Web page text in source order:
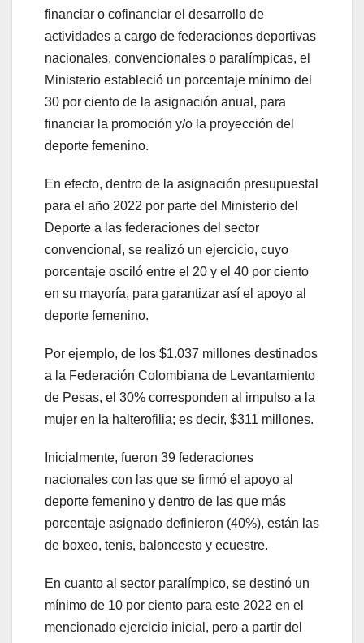
financiar o cofinanciar el desarrollo de
actividades a cargo de federaciones deportivas
nacionales, convencionales o paralímpicas, el
Ministerio estableció un porcentaje mínimo del
30 por ciento de la asignación anual, para
financiar la promoción y/o la proyección del
deporte femenino.
En efecto, dentro de la asignación presupuestal
para el año 2022 por parte del Ministerio del
Deporte a las federaciones del sector
convencional, se realizó un ejercicio, cuyo
porcentaje osciló entre el 20 y el 40 por ciento
en su mayoría, para garantizar así el apoyo al
deporte femenino.
Por ejemplo, de los $1.037 millones destinados
a la Federación Colombiana de Levantamiento
de Pesas, el 30% corresponden al impulso a la
mujer en la halterofilia; es decir, $311 millones.
Inicialmente, fueron 39 federaciones
nacionales con las que se firmó el apoyo al
deporte femenino y dentro de las que más
porcentaje asignado definieron (40%), están las
de boxeo, tenis, baloncesto y ecuestre.
En cuanto al sector paralímpico, se destinó un
mínimo de 10 por ciento para este 2022 en el
mencionado ejercicio inicial, pero a partir del